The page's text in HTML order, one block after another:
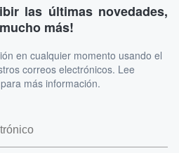
las últimas novedades,
más!
en cualquier momento usando el
correos electrónicos. Lee
para más información.